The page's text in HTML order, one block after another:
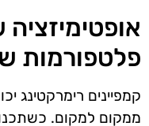
אופטימיזציה
פלטפורמות
קמפיינים רימרקטינג
ממקום למקום.